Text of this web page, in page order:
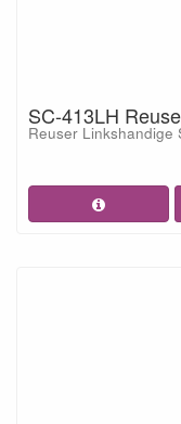
SC-413LH
Reuser Linkshandige